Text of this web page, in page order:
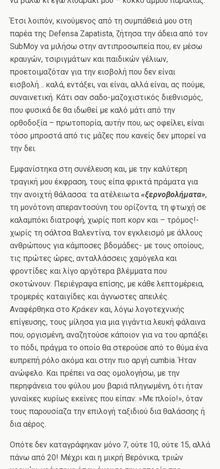
Έτσι λοιπόν, κινούμενος από τη συμπάθειά μου στη
παρέα της Defensa Zapatista, ζήτησα την άδεια από τον
SubMoy να μιλήσω στην αντιπροσωπεία που, εν μέσω
κραυγών, τσιριγμάτων και παιδικών γέλιων,
προετοιμαζόταν για την εισβολή που δεν είναι
εισβολή… καλά, εντάξει, ναι είναι, αλλά είναι, ας πούμε,
συναινετική. Κάτι σαν σαδο-μαζοχιστικός διεθνισμός,
που φυσικά δε θα ιδωθεί με καλό μάτι από την
ορθοδοξία – πρωτοπορία, αυτήν που, ως οφείλει, είναι
τόσο μπροστά από τις μάζες που κανείς δεν μπορεί να
την δει.
Εμφανίστηκα στη συνέλευση και, με την καλύτερη
τραγική μου έκφραση, τους είπα φρικτά πράματα για
την ανοιχτή θάλασσα: τα ατέλειωτα «ξερνοβολήματα»,
τη μονότονη απεραντοσύνη του ορίζοντα, τη φτωχή σε
καλαμπόκι διατροφή, χωρίς ποπ κορν και – τρόμος!-
χωρίς τη σάλτσα Βαλεντίνα, τον εγκλεισμό με άλλους
ανθρώπους για κάμποσες βδομάδες- με τους οποίους,
τις πρώτες ώρες, ανταλλάσσεις χαμόγελα και
φροντίδες και λίγο αργότερα βλέμματα που
σκοτώνουν. Περιέγραψα επίσης, με κάθε λεπτομέρεια,
τρομερές καταιγίδες και άγνωστες απειλές.
Αναφέρθηκα στο Κράκεν και, λόγω λογοτεχνικής
επίγευσης, τους μίλησα για μια γιγάντια λευκή φάλαινα
που, οργισμένη, αναζητούσε κάποιον για να του αρπάξει
το πόδι, πράγμα το οποίο θα στερούσε από το θύμα ένα
ευπρεπή ρόλο ακόμα και στην πιο αργή cumbia. Ήταν
ανώφελο. Και πρέπει να σας ομολογήσω, με την
περηφάνεια του φύλου μου βαριά πληγωμένη, ότι ήταν
γυναίκες κυρίως εκείνες που είπαν: »Με πλοίο!», όταν
τους παρουσίαζα την επιλογή ταξιδιού δια θαλάσσης ή
δια αέρος.
Οπότε δεν καταγράφηκαν μόνο 7, ούτε 10, ούτε 15, αλλά
πάνω από 20! Μέχρι και η μικρή Βερόνικα, τριών